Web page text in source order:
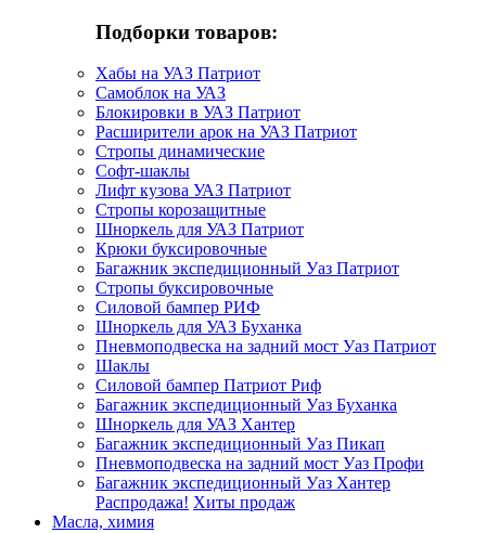
Подборки товаров:
Хабы на УАЗ Патриот
Самоблок на УАЗ
Блокировки в УАЗ Патриот
Расширители арок на УАЗ Патриот
Стропы динамические
Софт-шаклы
Лифт кузова УАЗ Патриот
Стропы корозащитные
Шноркель для УАЗ Патриот
Крюки буксировочные
Багажник экспедиционный Уаз Патриот
Стропы буксировочные
Силовой бампер РИФ
Шноркель для УАЗ Буханка
Пневмоподвеска на задний мост Уаз Патриот
Шаклы
Силовой бампер Патриот Риф
Багажник экспедиционный Уаз Буханка
Шноркель для УАЗ Хантер
Багажник экспедиционный Уаз Пикап
Пневмоподвеска на задний мост Уаз Профи
Багажник экспедиционный Уаз Хантер
Распродажа! Хиты продаж
Масла, химия